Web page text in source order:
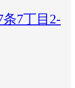
7丁目2-